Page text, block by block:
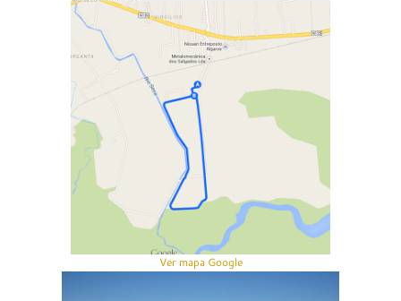
Ver mapa Google